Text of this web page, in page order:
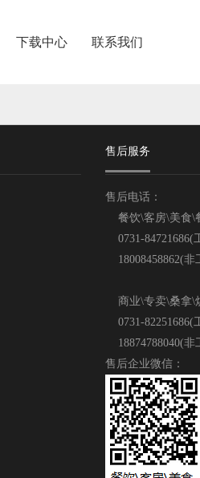
下载中心 联系我们
售后服务
售后电话：
餐饮\客房\美食\
0731-84721686(
18008458862(非
商业\专卖\桑拿\
0731-82251686(
18874788040(非
售后企业微信：